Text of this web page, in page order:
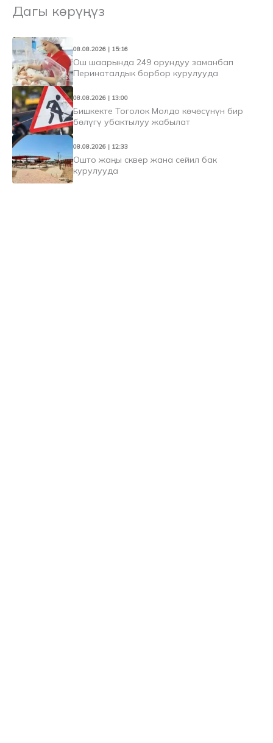
Дагы көрүңүз
08.08.2026 | 15:16
Ош шаарында 249 орундуу заманбап
Перинаталдык борбор курулууда
08.08.2026 | 13:00
Бишкекте Тоголок Молдо көчөсүнүн бир
бөлүгү убактылуу жабылат
08.08.2026 | 12:33
Ошто жаңы сквер жана сейил бак
курулууда